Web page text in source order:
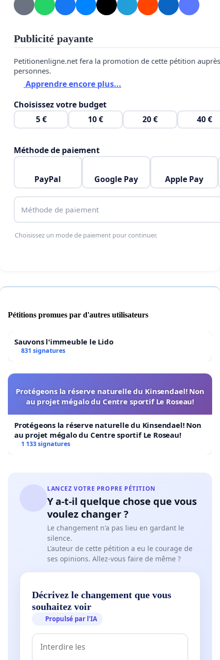
une PE
PE Contacter l'auteur de la pétition
Signer cette pétition
En signant, j'autorisePEà transmettre les
question.
Continuer avec Facebook
Publicité payante
Petitionenligne.net fera la promotion de cette pétition
personnes.
Apprendre encore plus...
Choisissez votre budget
5 €
10 € 20 € 40 €
Méthode de paiement
PayPal Google Pay Apple Pay
Méthode de paiement
Choisissez un mode de paiement pour continuer.
Pétitions promues par d'autres utilisateurs
Sauvons l'immeuble le Lido
831 signatures
Protégeons la réserve naturelle du Kinsendael! Non
au projet mégalo du Centre sportif Le Roseau!
Protégeons la réserve naturelle du Kinsendael! Non
au projet mégalo du Centre sportif Le Roseau!
1 133 signatures
LANCEZ VOTRE PROPRE PÉTITION
Y a-t-il quelque chose que vous
voulez changer ?
Le changement n'a pas lieu en gardant le
silence.
L'auteur de cette pétition a eu le courage de
ses opinions. Allez-vous faire de même ?
Décrivez le changement que vous
souhaitez voir
Propulsé par l’IA